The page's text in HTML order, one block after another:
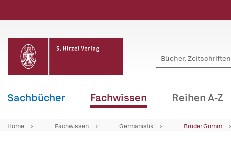
Sachbücher Fachwissen Reihen A-Z
Home Fachwissen Germanistik Brüder Grimm